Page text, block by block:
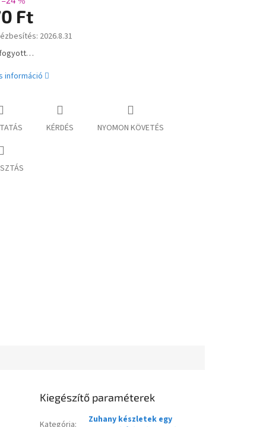
Ft
2026.8.31
információ
KÉRDÉS NYOMON KÖVETÉS
Kiegészítő paraméterek
Kategória:
Zuhany készletek egy